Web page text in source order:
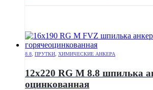
8.8, ПРУТКИ, ХИМИЧЕСКИЕ АНКЕРА
12х220 RG M 8.8 шпилька
оцинкованная